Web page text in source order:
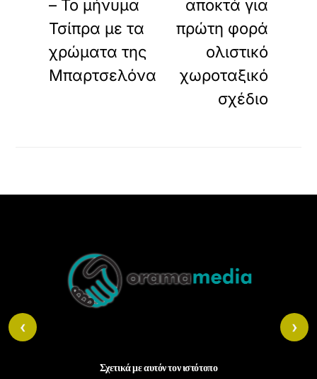
– Το μήνυμα
Τσίπρα με τα
χρώματα της
Μπαρτσελόνα
αποκτά για
πρώτη φορά
ολιστικό
χωροταξικό
σχέδιο
Top
Σχετικά με αυτόν τον ιστότοπο
‹ ›